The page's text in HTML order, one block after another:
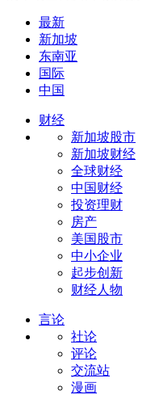
最新
新加坡
东南亚
国际
中国
财经
新加坡股市
新加坡财经
全球财经
中国财经
投资理财
房产
美国股市
中小企业
起步创新
财经人物
言论
社论
评论
交流站
漫画